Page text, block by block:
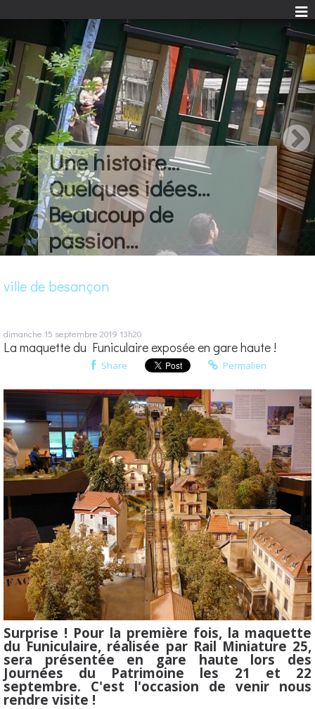
Une histoire...
Quelques idées...
Beaucoup de
passion...
ville de besançon
dimanche 15 septembre 2019 13h20
La maquette du Funiculaire exposée en gare haute !
Share Permalien
Surprise ! Pour la première fois, la maquette
du Funiculaire, réalisée par Rail Miniature 25,
sera présentée en gare haute lors des
Journées du Patrimoine les 21 et 22
septembre. C'est l'occasion de venir nous
rendre visite !